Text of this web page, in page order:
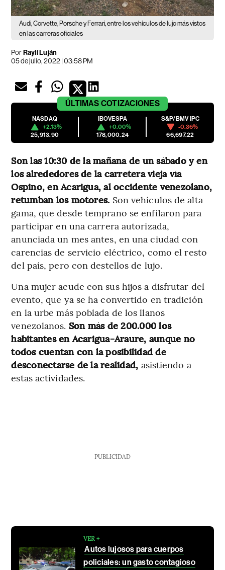
Audi, Corvette, Porsche y Ferrari, entre los vehículos de lujo más vistos
en las carreras oficiales
PorRaylí Luján
05 de julio, 2022 | 03:58 PM
ÚLTIMAS COTIZACIONES
NASDAQ
+2.13%
25,913.90
IBOVESPA
+0.00%
178,000.24
S&P/BMV IPC
-0.36%
66,697.22
Son las 10:30 de la mañana de un sábado y en
los alrededores de la carretera vieja vía
Ospino, en Acarigua, al occidente venezolano,
retumban los motores. Son vehículos de alta
gama, que desde temprano se enfilaron para
participar en una carrera autorizada,
anunciada un mes antes, en una ciudad con
carencias de servicio eléctrico, como el resto
del país, pero con destellos de lujo.
Una mujer acude con sus hijos a disfrutar del
evento, que ya se ha convertido en tradición
en la urbe más poblada de los llanos
venezolanos. Son más de 200.000 los
habitantes en Acarigua-Araure, aunque no
todos cuentan con la posibilidad de
desconectarse de la realidad, asistiendo a
estas actividades.
PUBLICIDAD
VER +
Autos lujosos para cuerpos
policiales: un gasto contagioso